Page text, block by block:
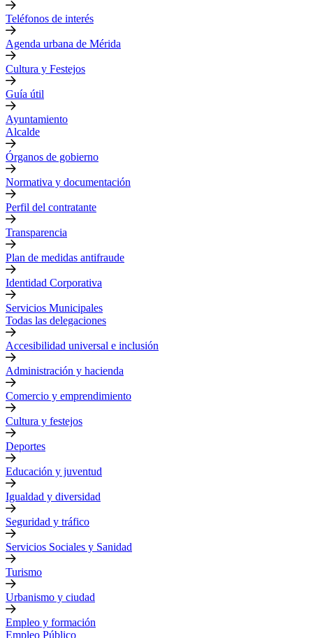
Teléfonos de interés
Agenda urbana de Mérida
Cultura y Festejos
Guía útil
Ayuntamiento
Alcalde
Órganos de gobierno
Normativa y documentación
Perfil del contratante
Transparencia
Plan de medidas antifraude
Identidad Corporativa
Servicios Municipales
Todas las delegaciones
Accesibilidad universal e inclusión
Administración y hacienda
Comercio y emprendimiento
Cultura y festejos
Deportes
Educación y juventud
Igualdad y diversidad
Seguridad y tráfico
Servicios Sociales y Sanidad
Turismo
Urbanismo y ciudad
Empleo y formación
Empleo Público